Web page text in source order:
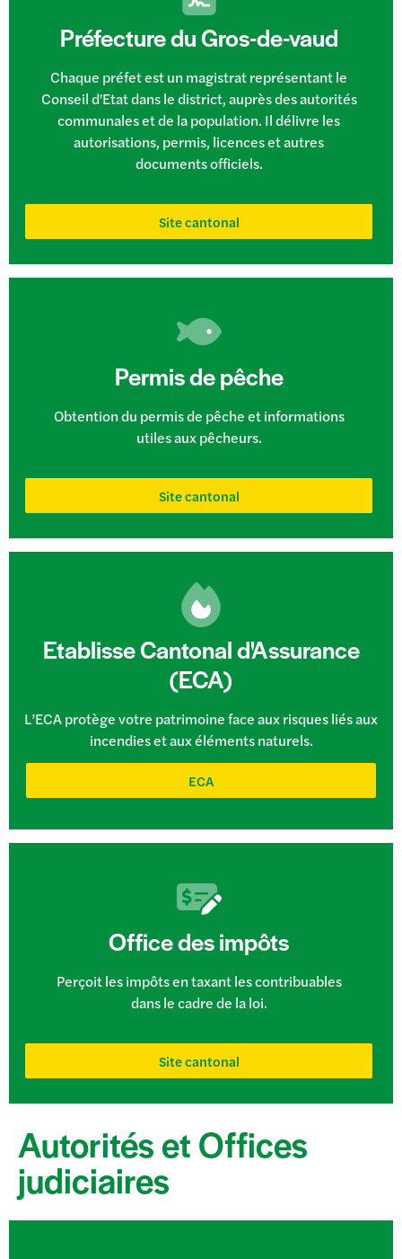
Préfecture du Gros-de-vaud
Chaque préfet est un magistrat représentant le
Conseil d'Etat dans le district, auprès des autorités
communales et de la population. Il délivre les
autorisations, permis, licences et autres
documents officiels.
Site cantonal
Permis de pêche
Obtention du permis de pêche et informations
utiles aux pêcheurs.
Site cantonal
Etablisse Cantonal d'Assurance
(ECA)
L’ECA protège votre patrimoine face aux risques liés aux
incendies et aux éléments naturels.
ECA
Office des impôts
Perçoit les impôts en taxant les contribuables
dans le cadre de la loi.
Site cantonal
Autorités et Offices
judiciaires